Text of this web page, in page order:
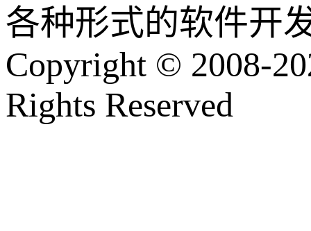
各种形式的软件开
Copyright © 2008-
Rights Reserved